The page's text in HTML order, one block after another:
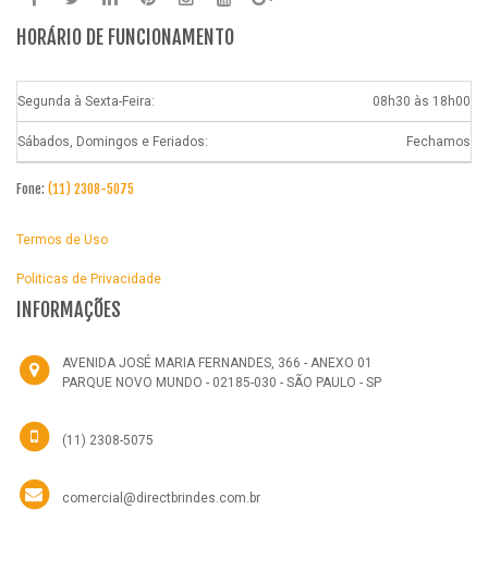
HORÁRIO DE FUNCIONAMENTO
Segunda à Sexta-Feira: 08h30 às 18h00
Sábados, Domingos e Feriados: Fechamos
Fone: (11) 2308-5075
Termos de Uso
Politicas de Privacidade
INFORMAÇÕES
AVENIDA JOSÉ MARIA FERNANDES, 366 - ANEXO 01
PARQUE NOVO MUNDO - 02185-030 - SÃO PAULO - SP
(11) 2308-5075
comercial@directbrindes.com.br